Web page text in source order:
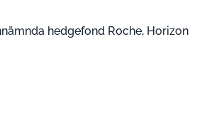
hedgefond Roche, Horizon